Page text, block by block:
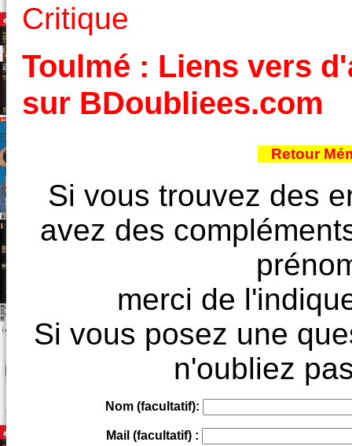
Critique
Toulmé : Liens vers
sur BDoubliees.com
Retour
Si vous trouvez des
avez des
merci de
Si vous posez une
n'oubliez
Nom (facultatif):
Mail (facultatif) :